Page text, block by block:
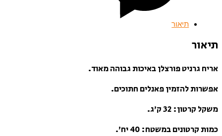
תיאור
תיאור
אריח גרניט פורצלן באיכות גבוהה מאוד.
אפשרות להזמין פאנלים חתוכים.
משקל קרטון: 32 ק’ג.
כמות קרטונים במשטח: 40 יח’.